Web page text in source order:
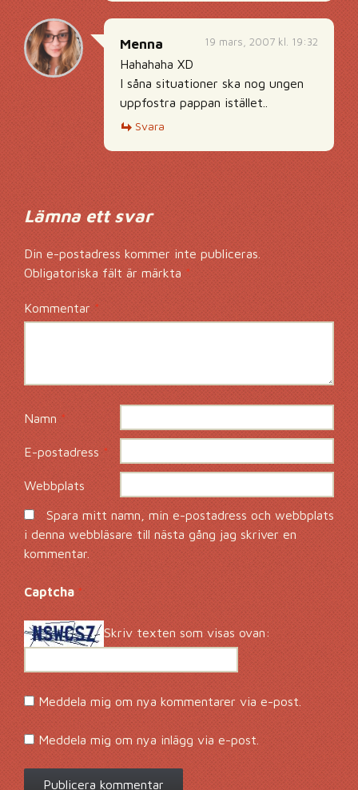
19 mars, 2007 kl. 19:32
Menna
Hahahaha XD
I såna situationer ska nog ungen
uppfostra pappan istället..
Svara
Lämna ett svar
Din e-postadress kommer inte publiceras.
Obligatoriska fält är märkta *
Kommentar*
Namn*
E-postadress*
Webbplats
Spara mitt namn, min e-postadress och webbplats
i denna webbläsare till nästa gång jag skriver en
kommentar.
Captcha *
Skriv texten som visas ovan:
Meddela mig om nya kommentarer via e-post.
Meddela mig om nya inlägg via e-post.